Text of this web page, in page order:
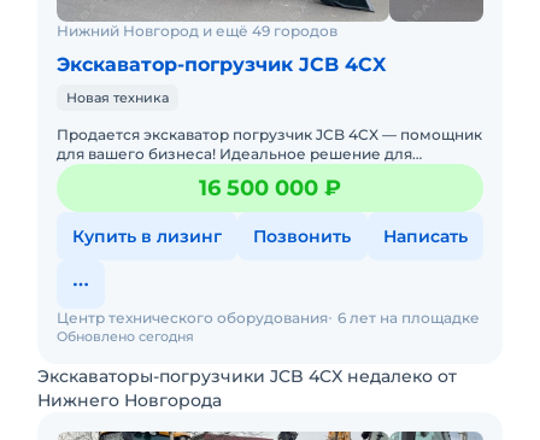
Нижний Новгород и ещё 49 городов
Экскаватор-погрузчик JCB 4CX
Новая техника
Продается экскаватор погрузчик JCB 4CX — помощник
для вашего бизнеса! Идеальное решение для
строительства, сельского хозяйства, коммунального и
дорожного сектор 16 500 000 ₽
Купить в лизинг Позвонить Написать
Обновлено сегодня
Центр технического оборудования 6 лет на площадке
Экскаваторы-погрузчики JCB 4CX недалеко от
Нижнего Новгорода